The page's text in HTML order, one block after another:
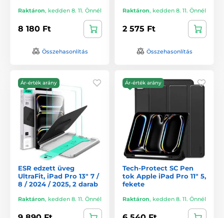
Raktáron, kedden 8. 11. Önnél
8 180 Ft
Összehasonlítás
Raktáron, kedden 8. 11. Önnél
2 575 Ft
Összehasonlítás
Ár-érték arány
ESR edzett üveg
UltraFit, iPad Pro 13" 7 /
8 / 2024 / 2025, 2 darab
Raktáron, kedden 8. 11. Önnél
Ár-érték arány
Tech-Protect SC Pen
tok Apple iPad Pro 11" 5,
fekete
Raktáron, kedden 8. 11. Önnél